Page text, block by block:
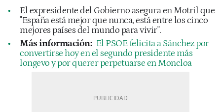
El expresidente del Gobierno asegura en Motril que
"España está mejor que nunca, está entre los cinco
mejores países del mundo para vivir".
Más información: El PSOE felicita a Sánchez por
convertirse hoy en el segundo presidente más
longevo y por querer perpetuarse en Moncloa